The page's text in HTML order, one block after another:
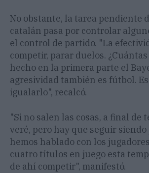
No obstante, la tarea pendiente
catalán pasa por controlar
el control de partido. "La
competir, parar duelos.
hecho en la primera parte el
agresividad también es fútbol.
igualarlo", recalcó.
"Si no salen las cosas, a final de
veré, pero hay que seguir siendo
hemos hablado con los
cuatro títulos en juego esta
de ahí competir", manifestó.